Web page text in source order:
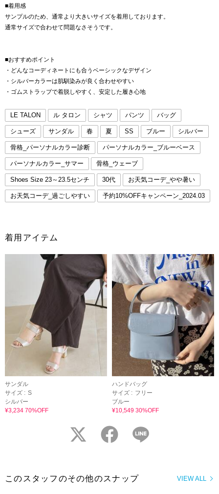
■着用感
サンプルのため、通常より大きいサイズを着用しております。
通常サイズで合わせて問題なさそうです。
■おすすめポイント
・どんなコーディネートにも合うベーシックなデザイン
・シルバーカラーは肌馴染みが良く合わせやすい
・ゴムストラップで着脱しやすく、安定した履き心地
LE TALON ル タロン シャツ パンツ バッグ
シューズ サンダル 春 夏 SS ブルー シルバー
骨格_パーソナルカラー診断 パーソナルカラー_ブルーベース
パーソナルカラー_サマー 骨格_ウェーブ
Shoes Size 23～23.5センチ 30代 お天気コーデ_やや暑い
お天気コーデ_過ごしやすい 予約10%OFFキャンペーン_2024.03
着用アイテム
サンダル
サイズ : S
シルバー
¥3,234 70%OFF
ハンドバッグ
サイズ : フリー
ブルー
¥10,549 30%OFF
twitter facebook
VIEW ALL
このスタッフのその他のスナップ